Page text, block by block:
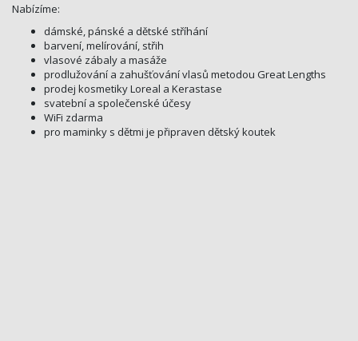
Nabízíme:
dámské, pánské a dětské stříhání
barvení, melírování, střih
vlasové zábaly a masáže
prodlužování a zahušťování vlasů metodou Great Lengths
prodej kosmetiky Loreal a Kerastase
svatební a společenské účesy
WiFi zdarma
pro maminky s dětmi je připraven dětský koutek